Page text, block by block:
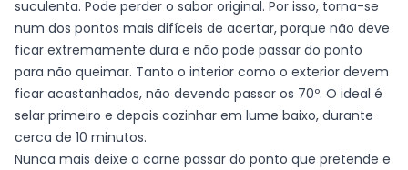
suculenta. Pode perder o sabor original. Por isso, torna-se
num dos pontos mais difíceis de acertar, porque não deve
ficar extremamente dura e não pode passar do ponto
para não queimar. Tanto o interior como o exterior devem
ficar acastanhados, não devendo passar os 70º. O ideal é
selar primeiro e depois cozinhar em lume baixo, durante
cerca de 10 minutos.
Nunca mais deixe a carne passar do ponto que pretende e